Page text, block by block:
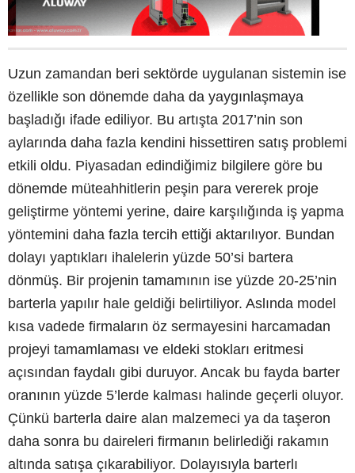
Uzun zamandan beri sektörde uygulanan sistemin ise
özellikle son dönemde daha da yaygınlaşmaya
başladığı ifade ediliyor. Bu artışta 2017’nin son
aylarında daha fazla kendini hissettiren satış problemi
etkili oldu. Piyasadan edindiğimiz bilgilere göre bu
dönemde müteahhitlerin peşin para vererek proje
geliştirme yöntemi yerine, daire karşılığında iş yapma
yöntemini daha fazla tercih ettiği aktarılıyor. Bundan
dolayı yaptıkları ihalelerin yüzde 50’si bartera
dönmüş. Bir projenin tamamının ise yüzde 20-25’nin
barterla yapılır hale geldiği belirtiliyor. Aslında model
kısa vadede firmaların öz sermayesini harcamadan
projeyi tamamlaması ve eldeki stokları eritmesi
açısından faydalı gibi duruyor. Ancak bu fayda barter
oranının yüzde 5’lerde kalması halinde geçerli oluyor.
Çünkü barterla daire alan malzemeci ya da taşeron
daha sonra bu daireleri firmanın belirlediği rakamın
altında satışa çıkarabiliyor. Dolayısıyla barterlı